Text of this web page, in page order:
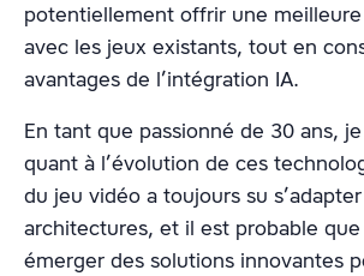
potentiellement offrir une
avec les jeux existants, tout en
avantages de l’intégration IA.
En tant que passionné de 30 ans,
quant à l’évolution de ces
du jeu vidéo a toujours su
architectures, et il est probable
émerger des solutions innovantes